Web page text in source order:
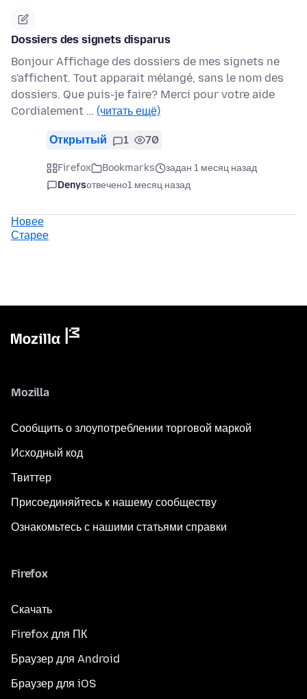
Dossiers des signets disparus
Bonjour Affichage des dossiers de mes signets ne
s'affichent. Tout apparait mélangé, sans le nom des
dossiers. Que puis-je faire? Merci pour votre aide
Cordialement … (читать ещё)
Открытый 1 70
Firefox Bookmarks
задан 1 месяц назад
Denysотвечено1 месяц назад
Новее
Старее
Mozilla
Сообщить о злоупотреблении торговой маркой
Исходный код
Твиттер
Присоединяйтесь к нашему сообществу
Ознакомьтесь с нашими статьями справки
Firefox
Скачать
Firefox для ПК
Браузер для Android
Браузер для iOS